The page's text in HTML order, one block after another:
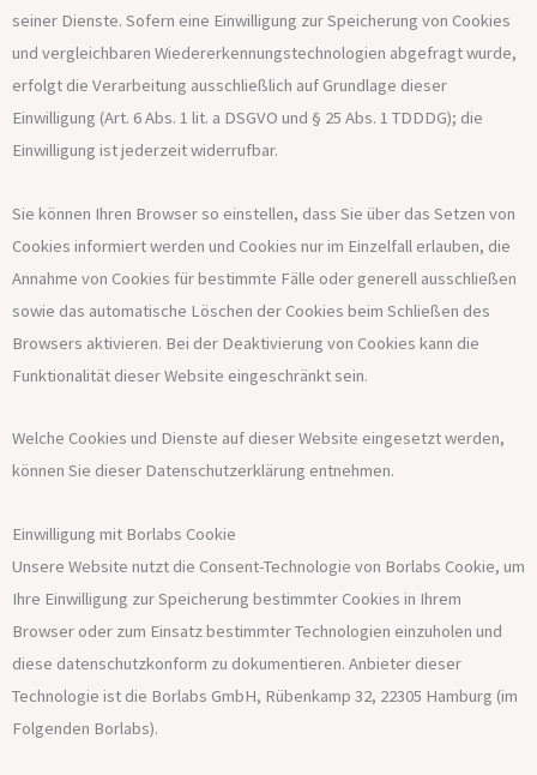
seiner Dienste. Sofern eine Einwilligung zur Speicherung von Cookies
und vergleichbaren Wiedererkennungstechnologien abgefragt wurde,
erfolgt die Verarbeitung ausschließlich auf Grundlage dieser
Einwilligung (Art. 6 Abs. 1 lit. a DSGVO und § 25 Abs. 1 TDDDG); die
Einwilligung ist jederzeit widerrufbar.
Sie können Ihren Browser so einstellen, dass Sie über das Setzen von
Cookies informiert werden und Cookies nur im Einzelfall erlauben, die
Annahme von Cookies für bestimmte Fälle oder generell ausschließen
sowie das automatische Löschen der Cookies beim Schließen des
Browsers aktivieren. Bei der Deaktivierung von Cookies kann die
Funktionalität dieser Website eingeschränkt sein.
Welche Cookies und Dienste auf dieser Website eingesetzt werden,
können Sie dieser Datenschutzerklärung entnehmen.
Einwilligung mit Borlabs Cookie
Unsere Website nutzt die Consent-Technologie von Borlabs Cookie, um
Ihre Einwilligung zur Speicherung bestimmter Cookies in Ihrem
Browser oder zum Einsatz bestimmter Technologien einzuholen und
diese datenschutzkonform zu dokumentieren. Anbieter dieser
Technologie ist die Borlabs GmbH, Rübenkamp 32, 22305 Hamburg (im
Folgenden Borlabs).